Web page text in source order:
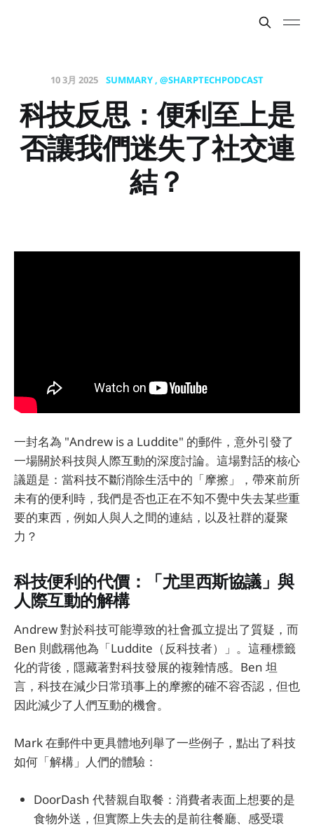
10 3月 2025 SUMMARY @SHARPTECHPODCAST
科技反思：便利至上是
否讓我們迷失了社交連
結？
一封名為 "Andrew is a Luddite" 的郵件，意外引發了
一場關於科技與人際互動的深度討論。這場對話的核心
議題是：當科技不斷消除生活中的「摩擦」，帶來前所
未有的便利時，我們是否也正在不知不覺中失去某些重
要的東西，例如人與人之間的連結，以及社群的凝聚
力？
科技便利的代價：「尤里西斯協議」與
人際互動的解構
Andrew 對於科技可能導致的社會孤立提出了質疑，而
Ben 則戲稱他為「Luddite（反科技者）」。這種標籤
化的背後，隱藏著對科技發展的複雜情感。Ben 坦
言，科技在減少日常瑣事上的摩擦的確不容否認，但也
因此減少了人們互動的機會。
Mark 在郵件中更具體地列舉了一些例子，點出了科技
如何「解構」人們的體驗：
DoorDash 代替親自取餐：消費者表面上想要的是
食物外送，但實際上失去的是前往餐廳、感受環